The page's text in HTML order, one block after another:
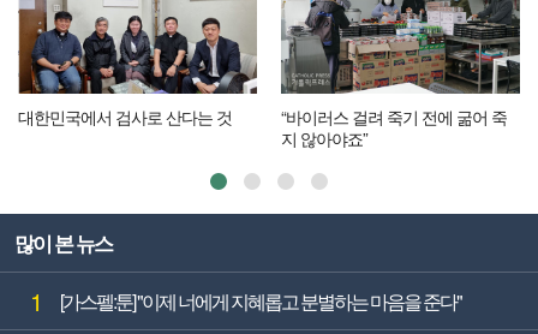
대한민국에서 검사로 산다는 것
“바이러스 걸려 죽기 전에 굶어 죽
지 않아야죠”
많이 본 뉴스
1 [가스펠:툰] "이제 너에게 지혜롭고 분별하는 마음을 준다"